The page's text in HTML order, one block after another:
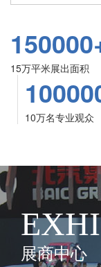
15万平米展出面积
10万名专业观众
展商中心